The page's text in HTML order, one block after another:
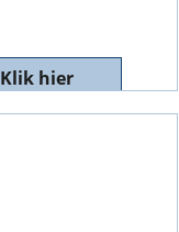
Klik hier